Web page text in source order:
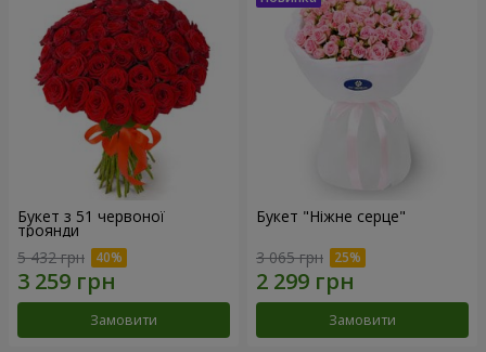
Букет з 51 червоної
троянди
5 432 грн
Замовити
Букет "Ніжне серце"
3 065 грн
Замовити